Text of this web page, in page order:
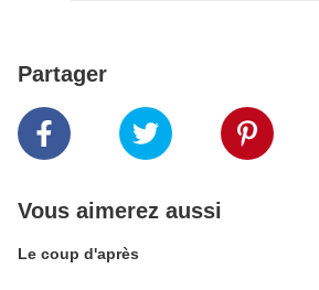
Partager
Vous aimerez aussi
Le coup d'après